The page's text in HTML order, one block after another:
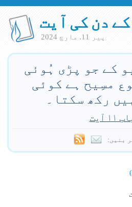
دن کی آیت
پير 11. مارچ 2024
کے جو پڑی ہُوئی
مسِیح ہے کوئی
رکھ سکتا۔
بنیں: